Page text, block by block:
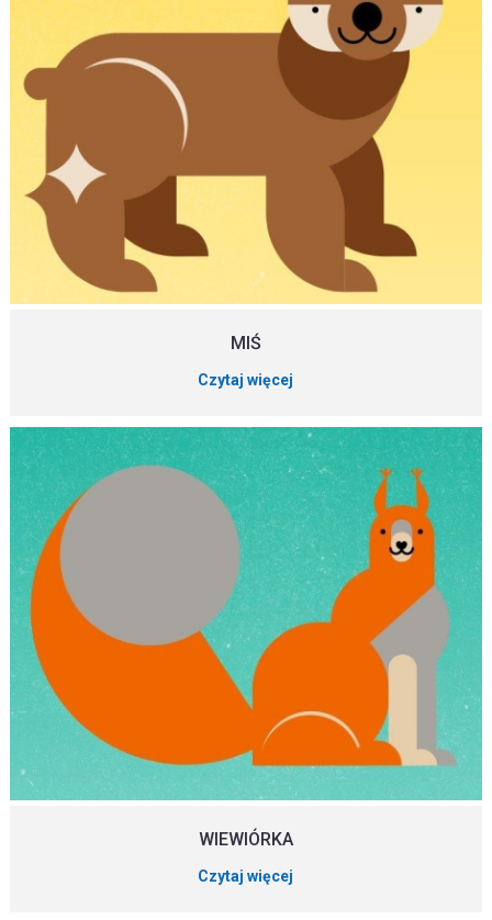
MIŚ
Czytaj więcej
WIEWIÓRKA
Czytaj więcej